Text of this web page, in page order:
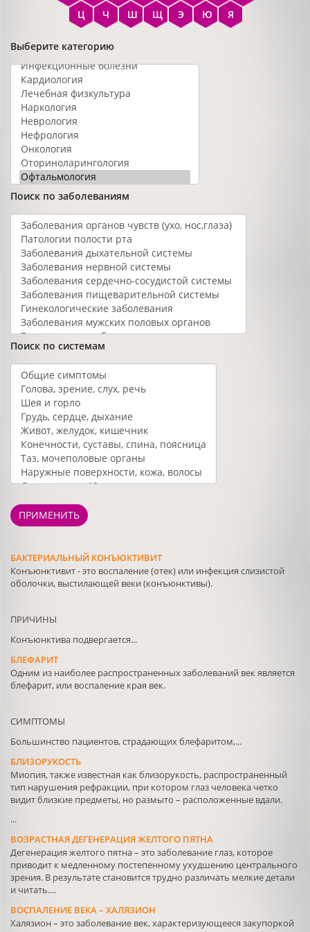
Ц
Ч Ш Щ Э Ю Я
Выберите категорию
Поиск по заболеваниям
Поиск по системам
ПРИМЕНИТЬ
БАКТЕРИАЛЬНЫЙ КОНЪЮКТИВИТ
Конъюнктивит - это воспаление (отек) или инфекция слизистой
оболочки, выстилающей веки (конъюнктивы).
ПРИЧИНЫ
Конъюнктива подвергается...
БЛЕФАРИТ
Одним из наиболее распространенных заболеваний век является
блефарит, или воспаление края век.
СИМПТОМЫ
Большинство пациентов, страдающих блефаритом,...
БЛИЗОРУКОСТЬ
Миопия, также известная как близорукость, распространенный
тип нарушения рефракции, при котором глаз человека четко
видит близкие предметы, но размыто – расположенные вдали.
...
ВОЗРАСТНАЯ ДЕГЕНЕРАЦИЯ ЖЕЛТОГО ПЯТНА
Дегенерация желтого пятна – это заболевание глаз, которое
приводит к медленному постепенному ухудшению центрального
зрения. В результате становится трудно различать мелкие детали
и читать....
ВОСПАЛЕНИЕ ВЕКА – ХАЛЯЗИОН
Халязион – это заболевание век, характеризующееся закупоркой